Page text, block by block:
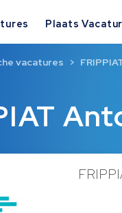
Plaats
vacatures